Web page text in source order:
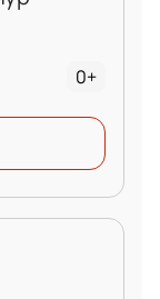
0+